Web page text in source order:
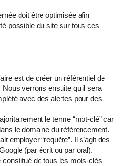
doit être optimisée afin
possible du site sur tous ces
est de créer un référentiel de
verrons ensuite qu’il sera
avec des alertes pour des
le terme “mot-clé” car
le domaine du référencement.
employer “requête”. Il s’agit des
(par écrit ou par oral).
constitué de tous les mots-clés